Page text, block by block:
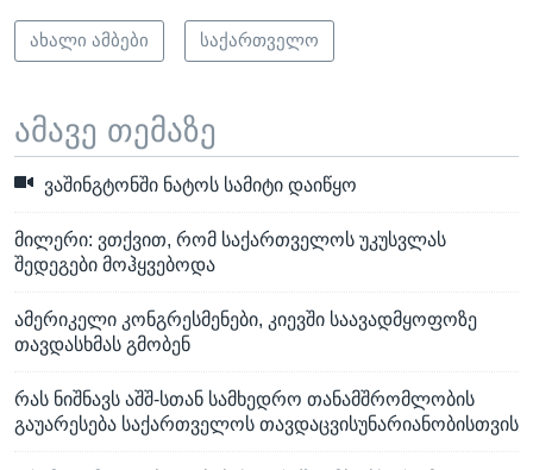
ახალი ამბები საქართველო
ამავე თემაზე
ვაშინგტონში ნატოს სამიტი დაიწყო
მილერი: ვთქვით, რომ საქართველოს უკუსვლას
შედეგები მოჰყვებოდა
ამერიკელი კონგრესმენები, კიევში საავადმყოფოზე
თავდასხმას გმობენ
რას ნიშნავს აშშ-სთან სამხედრო თანამშრომლობის
გაუარესება საქართველოს თავდაცვისუნარიანობისთვის